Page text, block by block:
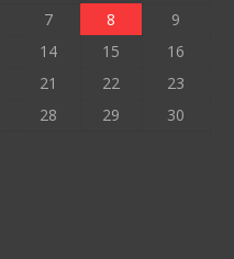
7 8
9
14 15
16
21 22
23
28 29
30